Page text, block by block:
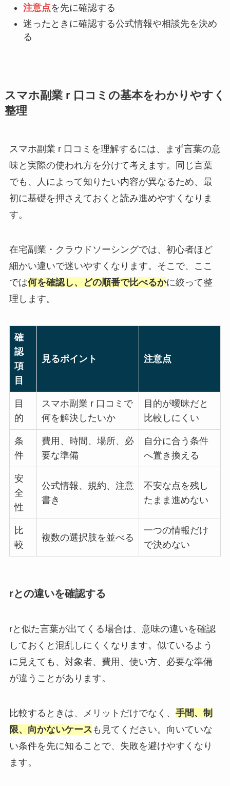
注意点を先に確認する
迷ったときに確認する公式情報や相談先を決め
る
スマホ副業 r 口コミの基本をわかりやすく
整理
スマホ副業 r 口コミを理解するには、まず言葉の意
味と実際の使われ方を分けて考えます。同じ言葉
でも、人によって知りたい内容が異なるため、最
初に基礎を押さえておくと読み進めやすくなりま
す。
在宅副業・クラウドソーシングでは、初心者ほど
細かい違いで迷いやすくなります。そこで、ここ
では何を確認し、どの順番で比べるかに絞って整
理します。
確
認
項
目
見るポイント 注意点
目
的
スマホ副業 r 口コミで
何を解決したいか
目的が曖昧だと
比較しにくい
条
件
費用、時間、場所、必
要な準備
自分に合う条件
へ置き換える
安
全
性
公式情報、規約、注意
書き
不安な点を残し
たまま進めない
比
較
複数の選択肢を並べる
一つの情報だけ
で決めない
rとの違いを確認する
rと似た言葉が出てくる場合は、意味の違いを確認
しておくと混乱しにくくなります。似ているよう
に見えても、対象者、費用、使い方、必要な準備
が違うことがあります。
比較するときは、メリットだけでなく、 手間、制
限、向かないケース も見てください。向いていな
い条件を先に知ることで、失敗を避けやすくなり
ます。